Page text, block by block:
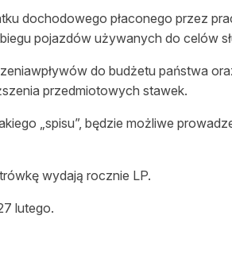
dochodowego płaconego przez
pojazdów używanych do celów
do budżetu państwa
przedmiotowych stawek.
„spisu”, będzie możliwe
wydają rocznie LP.
lutego.